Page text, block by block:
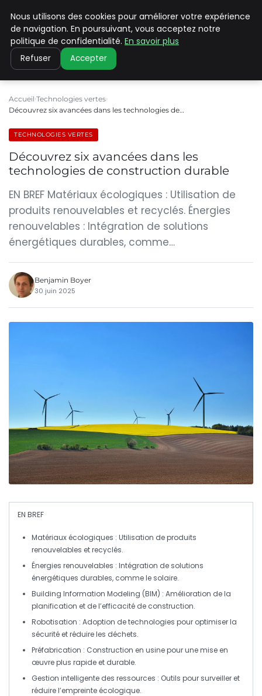
CLIMATE C ADVANCED
Accueil Technologies vertes
Découvrez six avancées dans les technologies de…
TECHNOLOGIES VERTES
Découvrez six avancées dans les
technologies de construction durable
EN BREF Matériaux écologiques : Utilisation de
produits renouvelables et recyclés. Énergies
renouvelables : Intégration de solutions
énergétiques durables, comme…
Benjamin Boyer
30 juin 2025
EN BREF
Matériaux écologiques : Utilisation de produits
renouvelables et recyclés.
Énergies renouvelables : Intégration de solutions
énergétiques durables, comme le solaire.
Building Information Modeling (BIM) : Amélioration de la
planification et de l’efficacité de construction.
Robotisation : Adoption de technologies pour optimiser la
sécurité et réduire les déchets.
Préfabrication : Construction en usine pour une mise en
œuvre plus rapide et durable.
Gestion intelligente des ressources : Outils pour surveiller et
réduire l’empreinte écologique.
Nous utilisons des cookies pour améliorer votre expérience
de navigation. En poursuivant, vous acceptez notre
politique de confidentialité. En savoir plus
Refuser Accepter